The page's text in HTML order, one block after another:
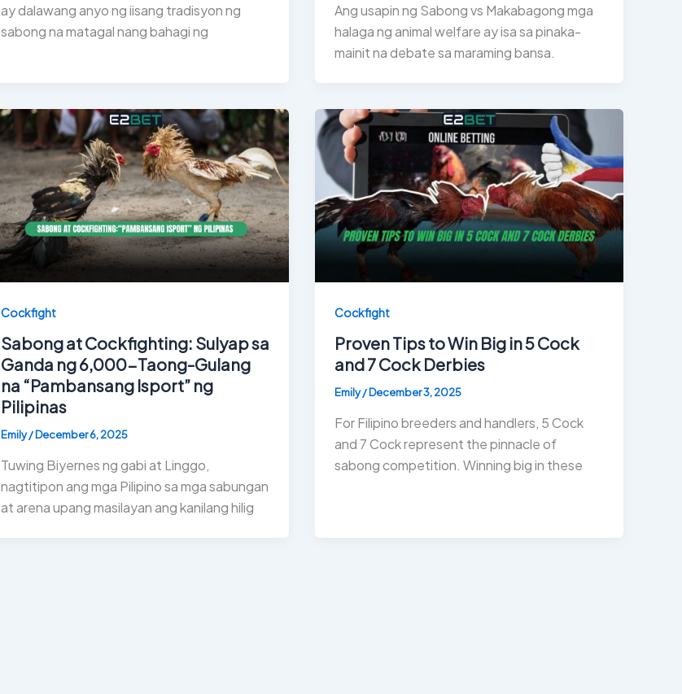
ay dalawang anyo ng iisang tradisyon ng
sabong na matagal nang bahagi ng
Ang usapin ng Sabong vs Makabagong mga
halaga ng animal welfare ay isa sa pinaka-
mainit na debate sa maraming bansa.
Cockfight
Sabong at Cockfighting: Sulyap sa
Ganda ng 6,000-Taong-Gulang
na “Pambansang Isport” ng
Pilipinas
Emily/December 6, 2025
Tuwing Biyernes ng gabi at Linggo,
nagtitipon ang mga Pilipino sa mga sabungan
at arena upang masilayan ang kanilang hilig
Cockfight
Proven Tips to Win Big in 5 Cock
and 7 Cock Derbies
Emily/December 3, 2025
For Filipino breeders and handlers, 5 Cock
and 7 Cock represent the pinnacle of
sabong competition. Winning big in these